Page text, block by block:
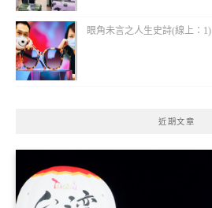
眼角未言之人生史詩(線上：1)
近期文章